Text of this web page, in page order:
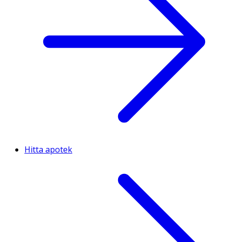
Hitta apotek